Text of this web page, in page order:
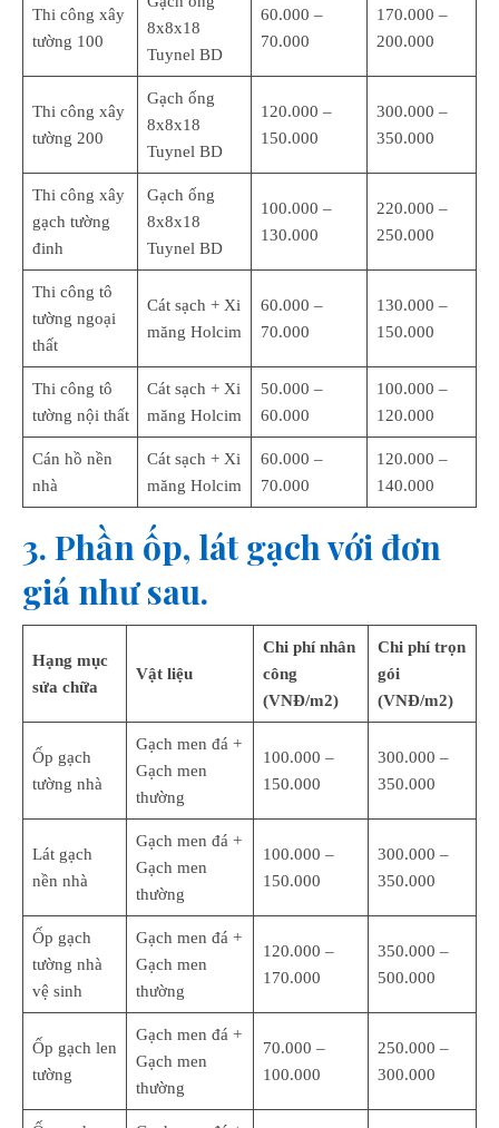
Thi công xây
tường 100
8x8x18
Tuynel BD
60.000 –
70.000
170.000 –
200.000
Thi công xây
tường 200
Gạch ống
8x8x18
Tuynel BD
120.000 –
150.000
300.000 –
350.000
Thi công xây
gạch tường
đinh
Gạch ống
8x8x18
Tuynel BD
100.000 –
130.000
220.000 –
250.000
Thi công tô
tường ngoại
thất
Cát sạch + Xi
măng Holcim
60.000 –
70.000
130.000 –
150.000
Thi công tô
tường nội thất
Cát sạch + Xi
măng Holcim
50.000 –
60.000
100.000 –
120.000
Cán hồ nền
nhà
Cát sạch + Xi
măng Holcim
60.000 –
70.000
120.000 –
140.000
3. Phần ốp, lát gạch với đơn
giá như sau.
Hạng mục
sửa chữa
Vật liệu
Chi phí nhân
công
(VNĐ/m2)
Chi phí trọn
gói
(VNĐ/m2)
Ốp gạch
tường nhà
Gạch men đá +
Gạch men
thường
100.000 –
150.000
300.000 –
350.000
Lát gạch
nền nhà
Gạch men đá +
Gạch men
thường
100.000 –
150.000
300.000 –
350.000
Ốp gạch
tường nhà
vệ sinh
Gạch men đá +
Gạch men
thường
120.000 –
170.000
350.000 –
500.000
Ốp gạch len
tường
Gạch men đá +
Gạch men
thường
70.000 –
100.000
250.000 –
300.000